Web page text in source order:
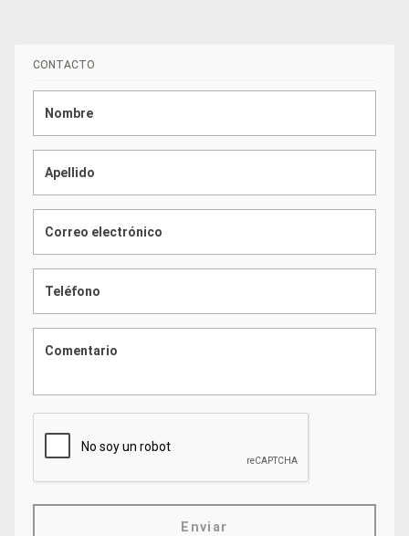
CONTACTO
Enviar